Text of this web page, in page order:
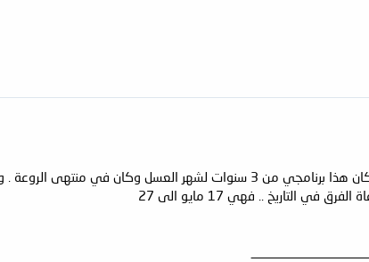
الروعة . وأريد الآن تكراره لأحد زملائي ..
في التاريخ .. فهي 17 مايو الى 27